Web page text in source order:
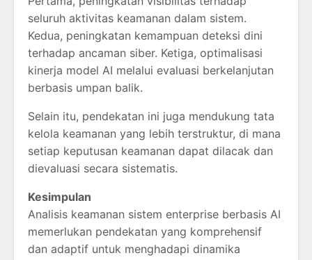
seluruh aktivitas keamanan dalam sistem.
Kedua, peningkatan kemampuan deteksi dini
terhadap ancaman siber. Ketiga, optimalisasi
kinerja model AI melalui evaluasi berkelanjutan
berbasis umpan balik.
Selain itu, pendekatan ini juga mendukung tata
kelola keamanan yang lebih terstruktur, di mana
setiap keputusan keamanan dapat dilacak dan
dievaluasi secara sistematis.
Kesimpulan
Analisis keamanan sistem enterprise berbasis AI
memerlukan pendekatan yang komprehensif
dan adaptif untuk menghadapi dinamika